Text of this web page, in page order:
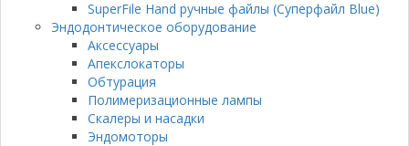
SuperFile Hand ручные файлы (Суперфайл Blue)
Эндодонтическое оборудование
Аксессуары
Апекслокаторы
Обтурация
Полимеризационные лампы
Скалеры и насадки
Эндомоторы